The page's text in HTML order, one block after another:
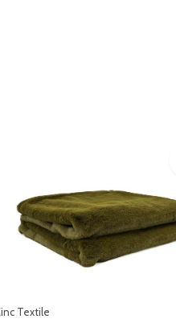
Textile